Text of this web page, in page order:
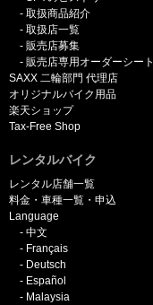
取扱商品紹介
取扱店一覧
販売店募集
販売店専用オーダーシート
SAXX 二輪部門 代理店
オリジナルバイク用品
楽天ショップ
Tax-Free Shop
レンタルバイク
レンタル店舗一覧
料金・車種一覧・申込
Language
中文
Français
Deutsch
Español
Malaysia